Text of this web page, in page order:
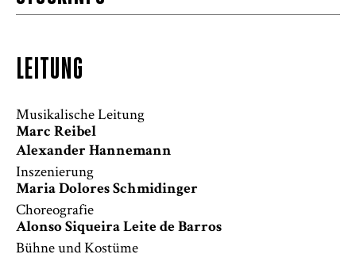
LEITUNG
Musikalische Leitung
Marc Reibel
Alexander Hannemann
Inszenierung
Maria Dolores Schmidinger
Choreografie
Alonso Siqueira Leite de Barros
Bühne und Kostüme